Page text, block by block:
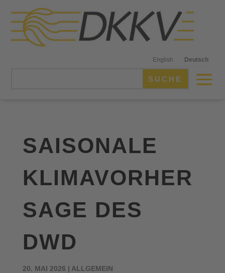
English Deutsch
SAISONALE
KLIMAVORHER
SAGE DES
DWD
20. MAI 2026 | ALLGEMEIN